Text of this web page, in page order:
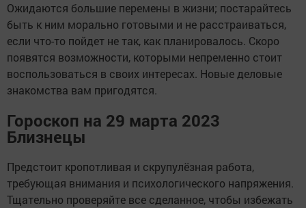
Ожидаются большие перемены в жизни; постарайтесь
быть к ним морально готовыми и не расстраиваться,
если что-то пойдет не так, как планировалось. Скоро
появятся возможности, которыми непременно стоит
воспользоваться в своих интересах. Новые деловые
знакомства вам пригодятся.
Гороскоп на 29 марта 2023
Близнецы
Предстоит кропотливая и скрупулёзная работа,
требующая внимания и психологического напряжения.
Тщательно проверяйте все сделанное, чтобы избежать